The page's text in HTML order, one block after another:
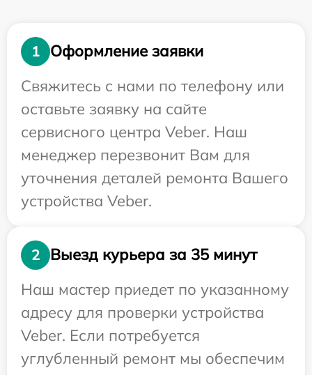
1
Оформление заявки
Свяжитесь с нами по телефону или
оставьте заявку на сайте
сервисного центра Veber. Наш
менеджер перезвонит Вам для
уточнения деталей ремонта Вашего
устройства Veber.
2
Выезд курьера за 35 минут
Наш мастер приедет по указанному
адресу для проверки устройства
Veber. Если потребуется
углубленный ремонт мы обеспечим